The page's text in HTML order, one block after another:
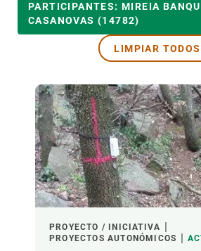
TEMAS TRANSVERSALES
LIDERADO POR
PARTICIPANTES
FINANCIACIÓN
PARTICIPANTES: MIREIA
CASANOVAS (14782)
LIMPIAR TODOS
PROYECTO / INICIATIVA
PROYECTOS AUTONÓMICOS